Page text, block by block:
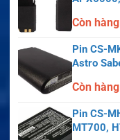
Còn hàng
Pin CS-
Astro
Còn hàng
Pin CS-
MT700,